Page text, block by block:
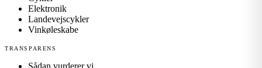
Elektronik
Landevejscykler
Vinkøleskabe
TRANSPARENS